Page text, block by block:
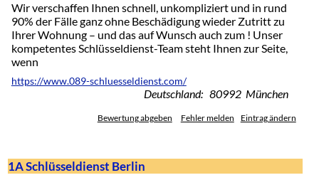
Wir verschaffen Ihnen schnell, unkompliziert und in rund
90% der Fälle ganz ohne Beschädigung wieder Zutritt zu
Ihrer Wohnung – und das auf Wunsch auch zum ! Unser
kompetentes Schlüsseldienst-Team steht Ihnen zur Seite,
wenn
https://www.089-schluesseldienst.com/
Deutschland: 80992 München
Bewertung abgeben Fehler melden Eintrag ändern
1A Schlüsseldienst Berlin